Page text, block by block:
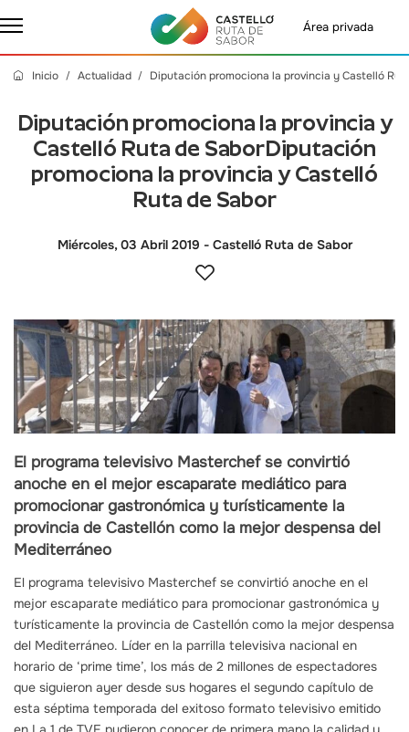
Área privada
Inicio Actualidad Diputación promociona la provincia y Castelló
Diputación promociona la provincia y
Castelló Ruta de SaborDiputación
promociona la provincia y Castelló
Ruta de Sabor
Miércoles, 03 Abril 2019 - Castelló Ruta de Sabor
El programa televisivo Masterchef se convirtió
anoche en el mejor escaparate mediático para
promocionar gastronómica y turísticamente la
provincia de Castellón como la mejor despensa del
Mediterráneo
El programa televisivo Masterchef se convirtió anoche en el
mejor escaparate mediático para promocionar gastronómica y
turísticamente la provincia de Castellón como la mejor despensa
del Mediterráneo. Líder en la parrilla televisiva nacional en
horario de ‘prime time’, los más de 2 millones de espectadores
que siguieron ayer desde sus hogares el segundo capítulo de
esta séptima temporada del exitoso formato televisivo emitido